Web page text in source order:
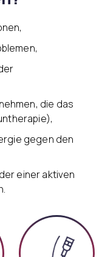
die das
gegen den
einer aktiven